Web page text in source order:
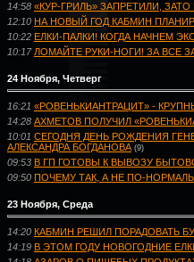
14:58 «КУР-ГРИЛЬ» ЗАПРЕТИЛИ,
12:10 НА НОВЫЙ ГОД КАБМИН
10:22 ЕЛКИ-ПАЛКИ! КОГДА НАЧНЕМ
10:17 ЛОМАЙТЕ РУКИ-НОГИ! ЗА ВСЕ
24 Ноября, Четверг
16:21 «РОВЕНЬКИАНТРАЦИТ» -
14:28 АХМЕТОВ ПОЛУЧИЛ
10:01 СЕГОДНЯ ДЕНЬ РОЖДЕНИЯ
АЛЕКСАНДРА БОГДАНОВА (9)
09:53 В ГП ГОТОВЫ К ВЫВОЗУ
09:50 ПОЧЕМУ ТАК, А НЕ ПО-
23 Ноября, Среда
14:20 КАБМИН РЕШИЛ ПОРАДОВАТЬ
14:19 В ЭТОМ ГОДУ НОВОГОДНИЕ